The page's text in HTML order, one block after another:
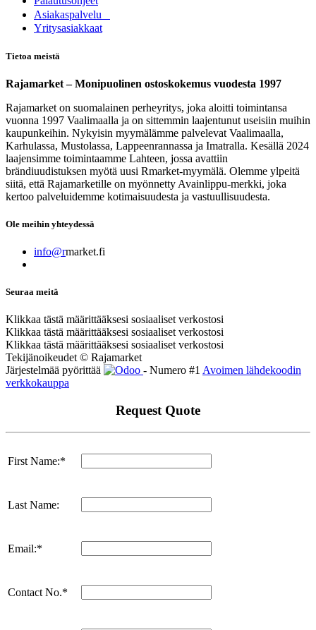
Asia​k​aspalvelu
​Yritysasiakkaat
Tietoa meistä
Rajamarket – Monipuolinen ostoskokemus vuodesta 1997
Rajamarket on suomalainen perheyritys, joka aloitti toimintansa
vuonna 1997 Vaalimaalla ja on sittemmin laajentunut useisiin muihin
kaupunkeihin. Nykyisin myymälämme palvelevat Vaalimaalla,
Karhulassa, Mustolassa, Lappeenrannassa ja Imatralla. Kesällä 2024
laajensimme toimintaamme Lahteen, jossa avattiin
brändiuudistuksen myötä uusi Rmarket-myymälä. Olemme ylpeitä
siitä, että Rajamarketille on myönnetty Avainlippu-merkki, joka
kertoo palveluidemme kotimaisuudesta ja vastuullisuudesta.
Ole meihin yhteydessä
info@rmarket.fi
Seuraa meitä
Klikkaa tästä määrittääksesi sosiaaliset verkostosi
Klikkaa tästä määrittääksesi sosiaaliset verkostosi
Klikkaa tästä määrittääksesi sosiaaliset verkostosi
Tekijänoikeudet © Rajamarket
Järjestelmää pyörittää
- Numero #1 Avoimen lähdekoodin
verkkokauppa
Request Quote
First Name:*
Last Name:
Email:*
Contact No.*